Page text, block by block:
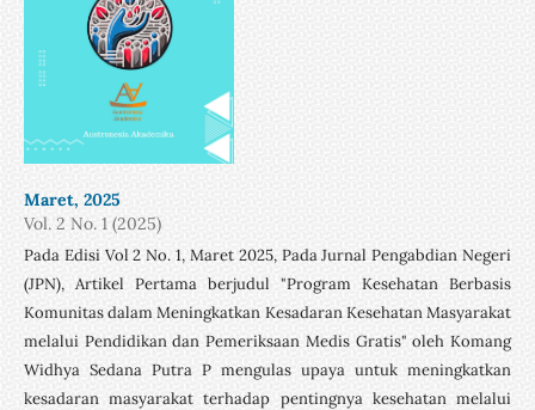
Maret, 2025
Vol. 2 No. 1 (2025)
Pada Edisi Vol 2 No. 1, Maret 2025, Pada Jurnal Pengabdian Negeri
(JPN), Artikel Pertama berjudul "Program Kesehatan Berbasis
Komunitas dalam Meningkatkan Kesadaran Kesehatan Masyarakat
melalui Pendidikan dan Pemeriksaan Medis Gratis" oleh Komang
Widhya Sedana Putra P mengulas upaya untuk meningkatkan
kesadaran masyarakat terhadap pentingnya kesehatan melalui